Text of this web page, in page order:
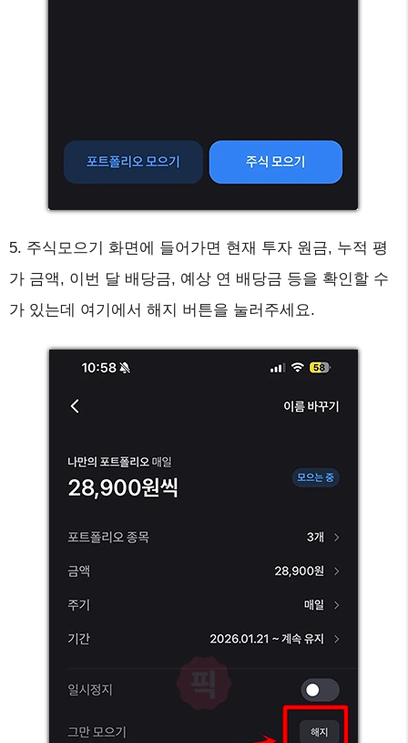
5. 주식모으기 화면에 들어가면 현재 투자 원금, 누적 평
가 금액, 이번 달 배당금, 예상 연 배당금 등을 확인할 수
가 있는데 여기에서 해지 버튼을 눌러주세요.